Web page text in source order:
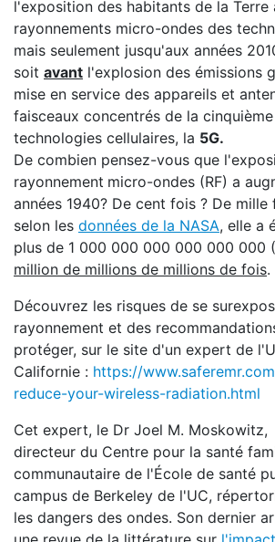
l'exposition des habitants de la Terre
rayonnements micro-ondes des
mais seulement jusqu'aux années
soit avant l'explosion des émissions
mise en service des appareils et
faisceaux concentrés de la
technologies cellulaires, la 5G.
De combien pensez-vous que
rayonnement micro-ondes (RF) a
années 1940? De cent fois ? De mille
selon les données de la NASA, elle a
plus de 1 000 000 000 000 000 000
million de millions de millions de fois.
Découvrez les risques de se
rayonnement et des
protéger, sur le site d'un expert de
Californie : https://
reduce-your-wireless-radiation.html
Cet expert, le Dr Joel M. Moskowitz,
directeur du Centre pour la santé
communautaire de l'École de santé
campus de Berkeley de l'UC,
les dangers des ondes. Son dernier